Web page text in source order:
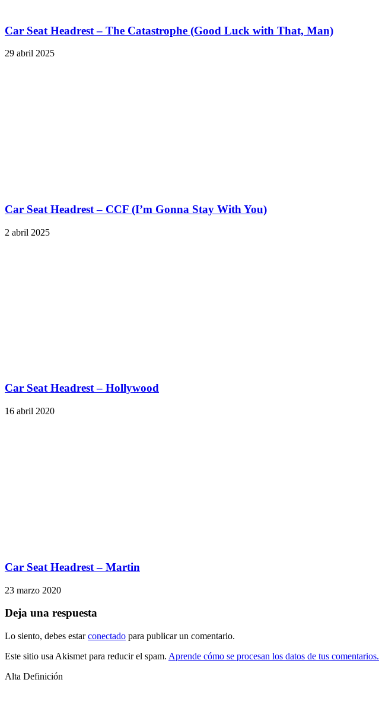
Car Seat Headrest – The Catastrophe (Good Luck with That, Man)
29 abril 2025
Car Seat Headrest – CCF (I’m Gonna Stay With You)
2 abril 2025
Car Seat Headrest – Hollywood
16 abril 2020
Car Seat Headrest – Martin
23 marzo 2020
Deja una respuesta
Lo siento, debes estarconectado para publicar un comentario.
Este sitio usa Akismet para reducir el spam. Aprende cómo se procesan los datos de tus comentarios.
Alta Definición